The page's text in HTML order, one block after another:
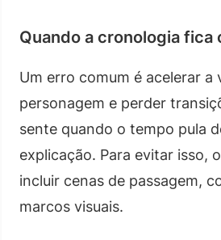
Quando a cronologia fica
Um erro comum é acelerar a
personagem e perder
sente quando o tempo pula
explicação. Para evitar isso,
incluir cenas de passagem,
marcos visuais.